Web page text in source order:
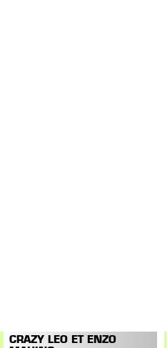
CRAZY LEO ET ENZO